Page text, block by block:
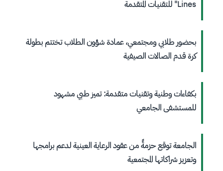
Lines" للتقنيات المتقدمة
بحضور طلابي ومجتمعي، عمادة شؤون الطلاب تختتم بطولة
كرة قدم الصالات الصيفية
بكفاءات وطنية وتقنيات متقدمة: تميز طبي مشهود
للمستشفى الجامعي
الجامعة توقع حزمةً من عقود الرعاية العينية لدعم برامجها
وتعزيز شراكاتها المجتمعية